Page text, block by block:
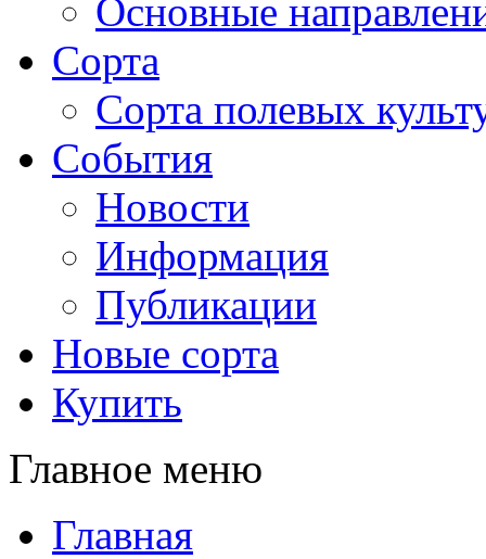
Основные
Сорта
Сорта полевых
События
Новости
Информация
Публикации
Новые сорта
Купить
Главное меню
Главная